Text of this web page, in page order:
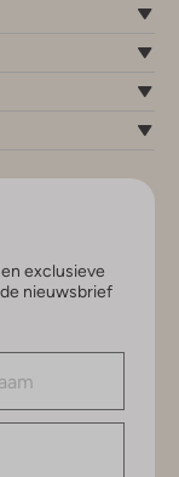
exclusieve
nieuwsbrief